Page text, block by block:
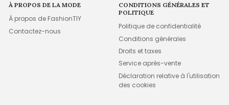
À PROPOS DE LA MODE
À propos de FashionTIY
Contactez-nous
CONDITIONS GÉNÉRALES ET
POLITIQUE
Politique de confidentialité
Conditions générales
Droits et taxes
Service après-vente
Déclaration relative à l'utilisation
des cookies